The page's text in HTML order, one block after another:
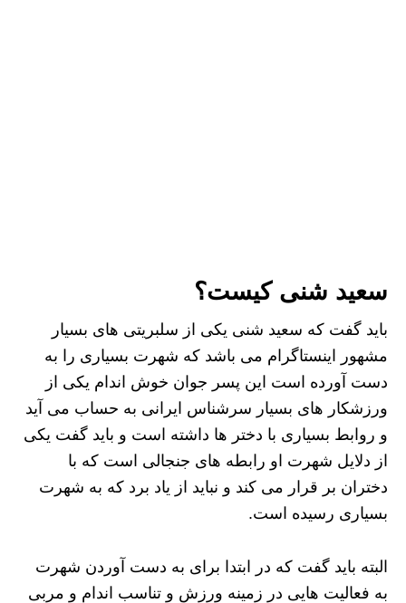
سعید شنی کیست؟
باید گفت که سعید شنی یکی از سلبریتی های بسیار
مشهور اینستاگرام می‌ باشد که شهرت بسیاری را به
دست آورده است این پسر جوان خوش اندام یکی از
ورزشکار های بسیار سرشناس ایرانی به حساب می ‌آید
و روابط بسیاری با دختر ها داشته است و باید گفت یکی
از دلایل شهرت او رابطه های جنجالی است که با
دختران بر قرار می ‌کند و نباید از یاد برد که به شهرت
بسیاری رسیده است.
البته باید گفت که در ابتدا برای به دست آوردن شهرت
به فعالیت هایی در زمینه ورزش و تناسب اندام و مربی